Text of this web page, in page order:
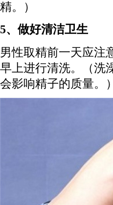
精。）
5、做好清洁卫生
男性取精前一天应注
早上进行清洗。（洗
会影响精子的质量。